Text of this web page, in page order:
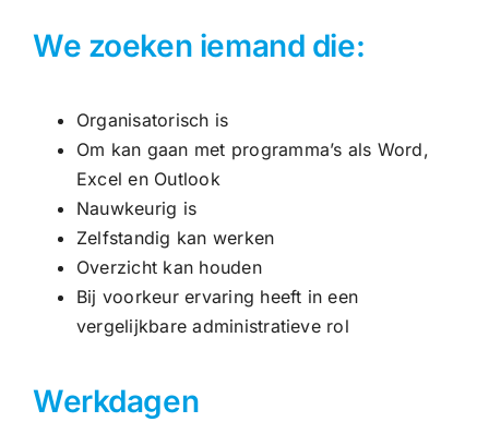
We zoeken iemand die:
Organisatorisch is
Om kan gaan met programma’s als Word,
Excel en Outlook
Nauwkeurig is
Zelfstandig kan werken
Overzicht kan houden
Bij voorkeur ervaring heeft in een
vergelijkbare administratieve rol
Werkdagen